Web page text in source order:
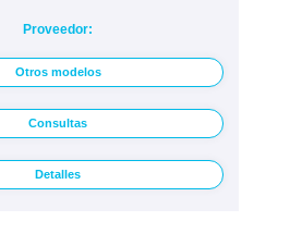
Proveedor:
Otros modelos
Consultas
Detalles